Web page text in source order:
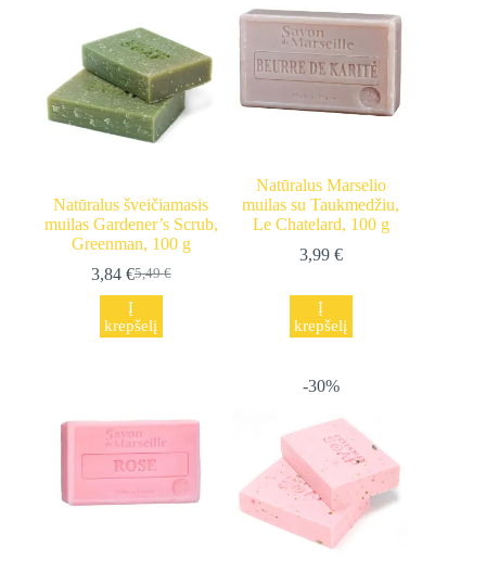
Natūralus šveičiamasis
muilas Gardener’s Scrub,
Greenman, 100 g
5,49€
Original
price
was:
5,49 €.
3,84 €Current
price
is:
3,84 €.
Į
krepšelį
Natūralus Marselio
muilas su Taukmedžiu,
Le Chatelard, 100 g
3,99 €
Į
krepšelį
-30%